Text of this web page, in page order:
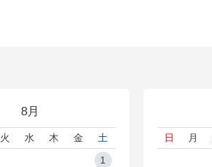
8月
火 水 木 金
土
1
日 月